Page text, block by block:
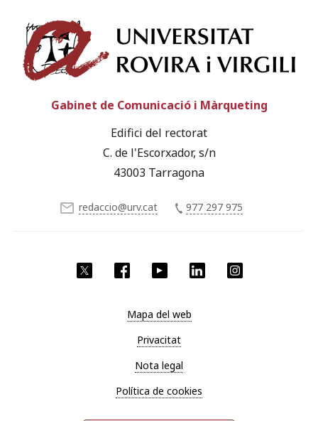
Facebook YouTube LinkedIn
Gabinet de Comunicació i Màrqueting
Edifici del rectorat
C. de l'Escorxador, s/n
43003 Tarragona
redaccio@urv.cat 977 297 975
Mapa del web
Privacitat
Nota legal
Política de cookies